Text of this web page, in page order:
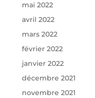
mai 2022
avril 2022
mars 2022
février 2022
janvier 2022
décembre 2021
novembre 2021